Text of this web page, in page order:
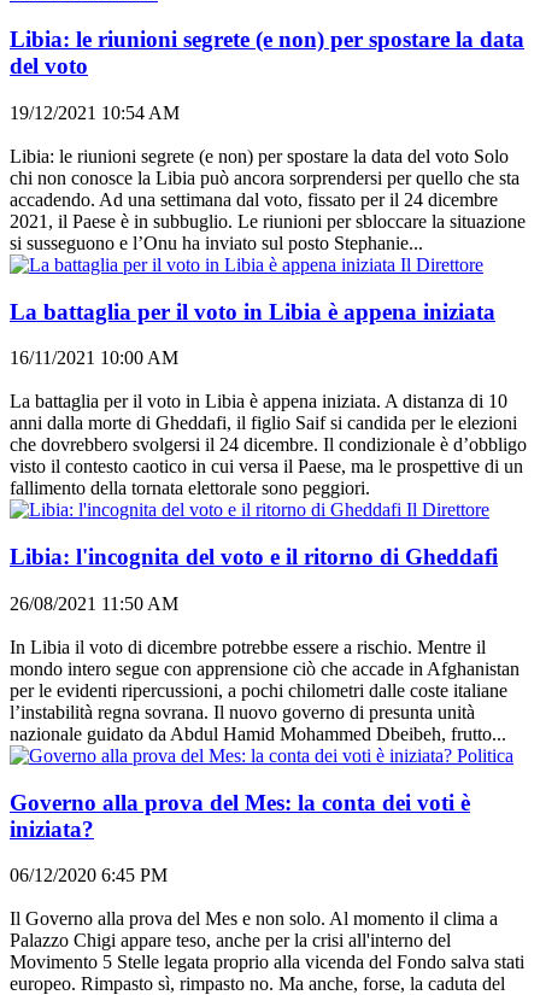
Libia: le riunioni segrete (e non) per spostare la data
del voto
19/12/2021 10:54 AM
Libia: le riunioni segrete (e non) per spostare la data del voto Solo
chi non conosce la Libia può ancora sorprendersi per quello che sta
accadendo. Ad una settimana dal voto, fissato per il 24 dicembre
2021, il Paese è in subbuglio. Le riunioni per sbloccare la situazione
si susseguono e l’Onu ha inviato sul posto Stephanie...
Il Direttore
La battaglia per il voto in Libia è appena iniziata
16/11/2021 10:00 AM
La battaglia per il voto in Libia è appena iniziata. A distanza di 10
anni dalla morte di Gheddafi, il figlio Saif si candida per le elezioni
che dovrebbero svolgersi il 24 dicembre. Il condizionale è d’obbligo
visto il contesto caotico in cui versa il Paese, ma le prospettive di un
fallimento della tornata elettorale sono peggiori.
Il Direttore
Libia: l'incognita del voto e il ritorno di Gheddafi
26/08/2021 11:50 AM
In Libia il voto di dicembre potrebbe essere a rischio. Mentre il
mondo intero segue con apprensione ciò che accade in Afghanistan
per le evidenti ripercussioni, a pochi chilometri dalle coste italiane
l’instabilità regna sovrana. Il nuovo governo di presunta unità
nazionale guidato da Abdul Hamid Mohammed Dbeibeh, frutto...
Politica
Governo alla prova del Mes: la conta dei voti è
iniziata?
06/12/2020 6:45 PM
Il Governo alla prova del Mes e non solo. Al momento il clima a
Palazzo Chigi appare teso, anche per la crisi all'interno del
Movimento 5 Stelle legata proprio alla vicenda del Fondo salva stati
europeo. Rimpasto sì, rimpasto no. Ma anche, forse, la caduta del